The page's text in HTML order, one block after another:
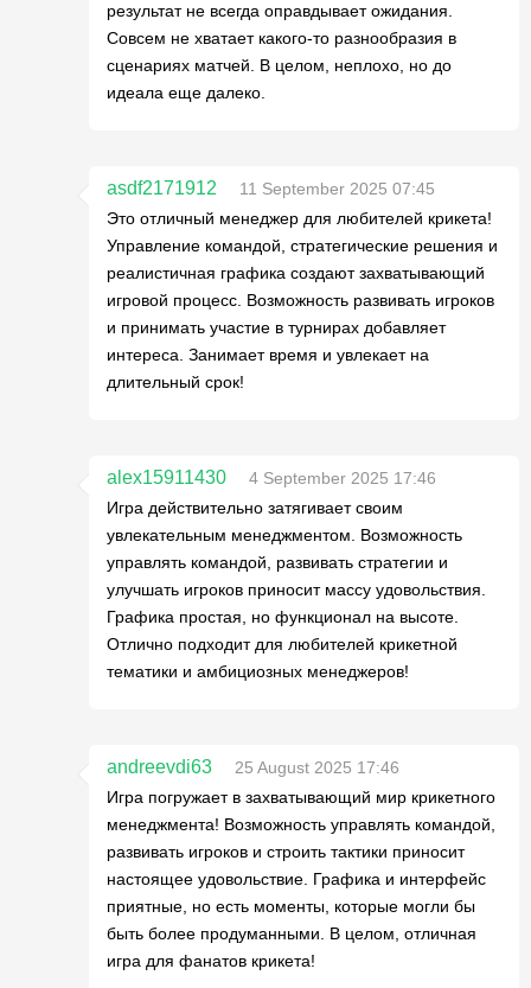
результат не всегда оправдывает ожидания.
Совсем не хватает какого-то разнообразия в
сценариях матчей. В целом, неплохо, но до
идеала еще далеко.
asdf2171912
11 September 2025 07:45
Это отличный менеджер для любителей крикета!
Управление командой, стратегические решения и
реалистичная графика создают захватывающий
игровой процесс. Возможность развивать игроков
и принимать участие в турнирах добавляет
интереса. Занимает время и увлекает на
длительный срок!
alex15911430
4 September 2025 17:46
Игра действительно затягивает своим
увлекательным менеджментом. Возможность
управлять командой, развивать стратегии и
улучшать игроков приносит массу удовольствия.
Графика простая, но функционал на высоте.
Отлично подходит для любителей крикетной
тематики и амбициозных менеджеров!
andreevdi63
25 August 2025 17:46
Игра погружает в захватывающий мир крикетного
менеджмента! Возможность управлять командой,
развивать игроков и строить тактики приносит
настоящее удовольствие. Графика и интерфейс
приятные, но есть моменты, которые могли бы
быть более продуманными. В целом, отличная
игра для фанатов крикета!